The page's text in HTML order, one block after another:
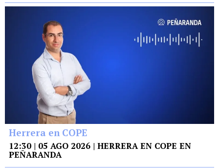
Herrera en COPE
12:30 | 05 AGO 2026 | HERRERA EN COPE EN
PEÑARANDA